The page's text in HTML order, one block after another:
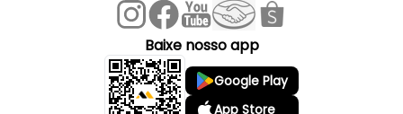
Baixe nosso app
Google Play
App Store